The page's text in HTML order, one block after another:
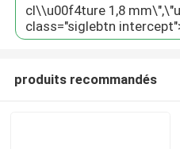
cl\\u00f4ture 1,8
class="siglebtn
produits recommandés